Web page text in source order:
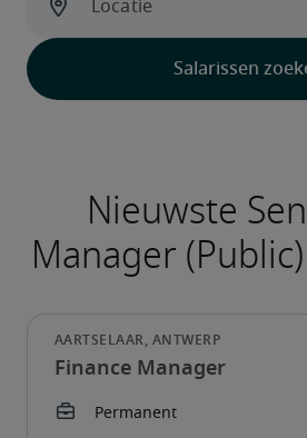
Finance Manager